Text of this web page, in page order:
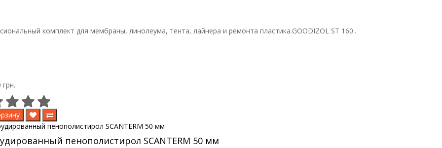
комплект для мембраны, линолеума, тента, лайнера и ремонта пластика.GOODIZOL ST 160..
пенополистирол SCANTERM 50 мм